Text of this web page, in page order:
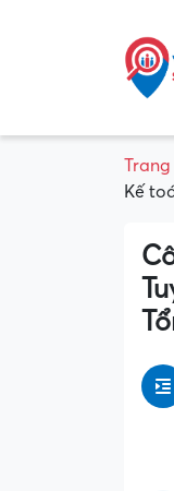
Trang
Kế